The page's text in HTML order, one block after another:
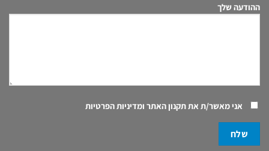
ההודעה שלך
אני מאשר/ת אתתקנון האתר ומדיניות הפרטיות